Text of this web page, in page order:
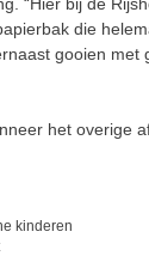
die
gooien
het overige
kinderen